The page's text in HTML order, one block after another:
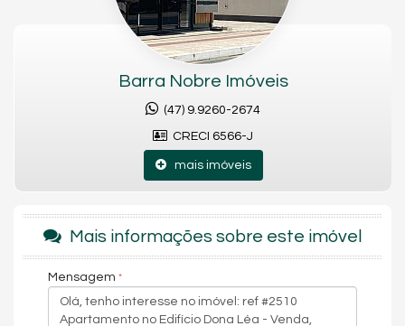
Barra Nobre Imóveis
(47) 9.9260-2674
CRECI 6566-J
mais imóveis
Mais informações sobre este imóvel
Mensagem